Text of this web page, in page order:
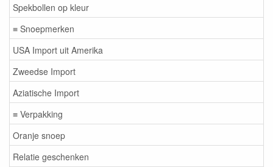
Spekbollen op kleur
≡ Snoepmerken
USA Import uit Amerika
Zweedse Import
Aziatische Import
≡ Verpakking
Oranje snoep
Relatie geschenken